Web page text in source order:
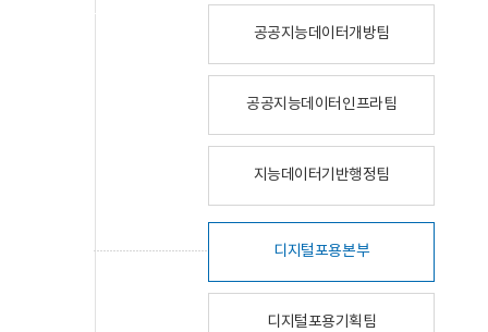
공공지능데이터개방팀
공공지능데이터인프라팀
지능데이터기반행정팀
디지털포용본부
디지털포용기획팀